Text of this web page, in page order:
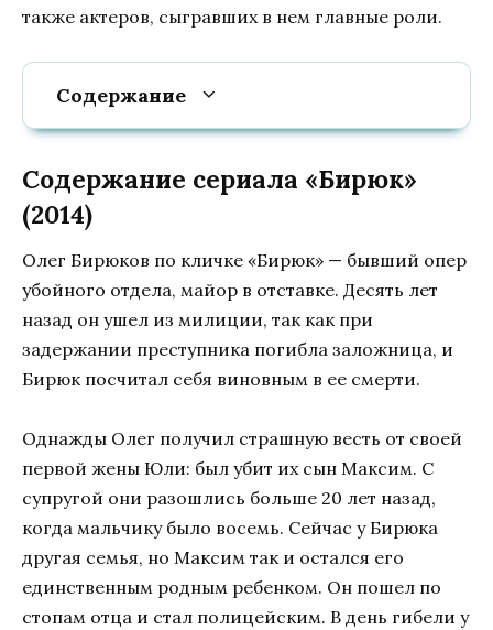
также актеров, сыгравших в нем главные роли.
Содержание
Содержание сериала «Бирюк»
(2014)
Олег Бирюков по кличке «Бирюк» — бывший опер
убойного отдела, майор в отставке. Десять лет
назад он ушел из милиции, так как при
задержании преступника погибла заложница, и
Бирюк посчитал себя виновным в ее смерти.
Однажды Олег получил страшную весть от своей
первой жены Юли: был убит их сын Максим. С
супругой они разошлись больше 20 лет назад,
когда мальчику было восемь. Сейчас у Бирюка
другая семья, но Максим так и остался его
единственным родным ребенком. Он пошел по
стопам отца и стал полицейским. В день гибели у